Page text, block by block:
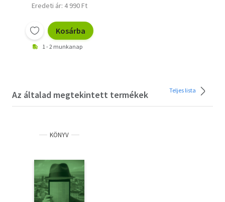
Eredeti ár: 4 990 Ft
Kosárba
1 - 2 munkanap
Az általad megtekintett termékek Teljes lista
KÖNYV